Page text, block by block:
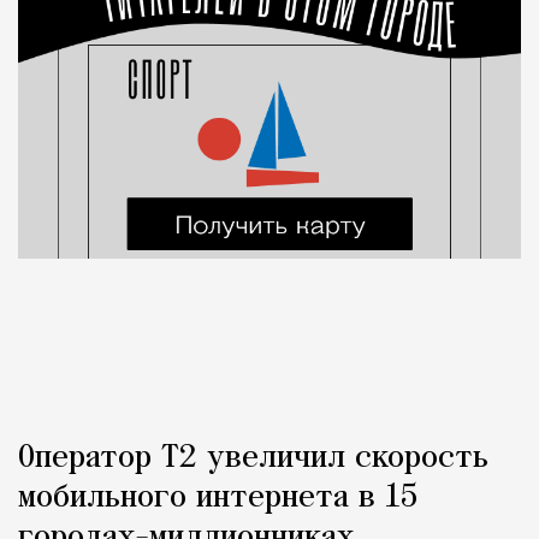
Оператор Т2 увеличил скорость
мобильного интернета в 15